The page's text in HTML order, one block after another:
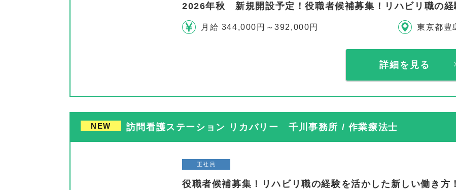
2026年秋 新規開設予定！役職者候補募集！リハビリ職の経
月給 344,000円～392,000円 東京都豊
詳細を見る
NEW 訪問看護ステーション リカバリー 千川事務所 / 作業療法士
正社員
役職者候補募集！リハビリ職の経験を活かした新しい働き方！